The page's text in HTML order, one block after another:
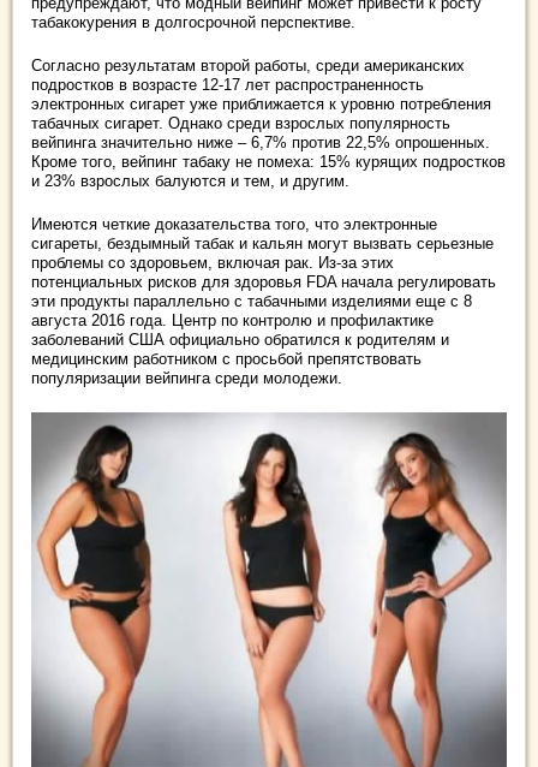
табакокурения в долгосрочной перспективе.
Согласно результатам второй работы, среди американских
подростков в возрасте 12-17 лет распространенность
электронных сигарет уже приближается к уровню потребления
табачных сигарет. Однако среди взрослых популярность
вейпинга значительно ниже – 6,7% против 22,5% опрошенных.
Кроме того, вейпинг табаку не помеха: 15% курящих подростков
и 23% взрослых балуются и тем, и другим.
Имеются четкие доказательства того, что электронные
сигареты, бездымный табак и кальян могут вызвать серьезные
проблемы со здоровьем, включая рак. Из-за этих
потенциальных рисков для здоровья FDA начала регулировать
эти продукты параллельно с табачными изделиями еще с 8
августа 2016 года. Центр по контролю и профилактике
заболеваний США официально обратился к родителям и
медицинским работником с просьбой препятствовать
популяризации вейпинга среди молодежи.